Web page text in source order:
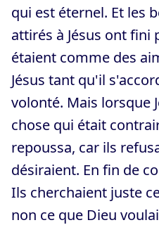
qui est éternel. Et les
attirés à Jésus ont fini
étaient comme des
Jésus tant qu'il
volonté. Mais lorsque
chose qui était
repoussa, car ils
désiraient. En fin de
Ils cherchaient juste
non ce que Dieu